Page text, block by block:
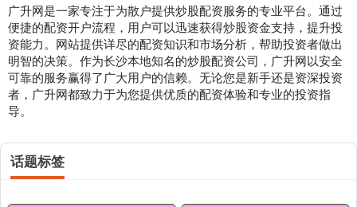
广升网是一家专注于为散户提供炒股配资服务的专业平台。通过
便捷的配资开户流程，用户可以迅速获得炒股资金支持，提升投
资能力。网站提供详尽的配资知识和市场分析，帮助投资者做出
明智的决策。作为长沙本地知名的炒股配资公司，广升网以安全
可靠的服务赢得了广大用户的信赖。无论您是新手还是资深投资
者，广升网都致力于为您提供优质的配资体验和专业的投资指
导。
话题标签